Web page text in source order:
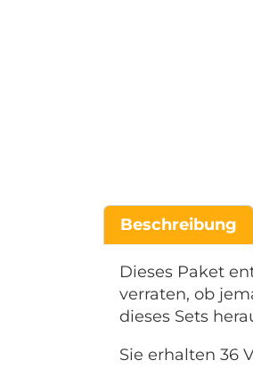
Beschreibung
Dieses Paket
verraten, ob
dieses Sets
Sie erhalten 36